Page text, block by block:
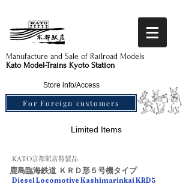
Manufacture and Sale of Railroad Models​
Kato Model-Trains Kyoto Station
Store info/Access
For Foreign customers
Limited Items
KATO京都駅店特製品
鹿島臨海鉄道 ＫＲＤ形５号機タイプ
Diesel Locomotive Kashimarinkai KRD5